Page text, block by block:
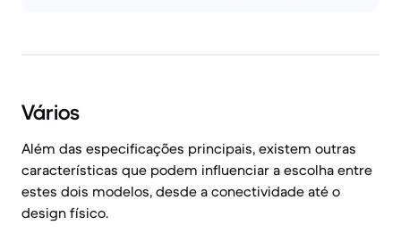
Vários
Além das especificações principais, existem outras
características que podem influenciar a escolha entre
estes dois modelos, desde a conectividade até o
design físico.